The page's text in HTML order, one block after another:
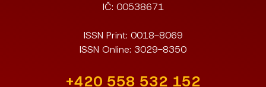
IČ: 00538671
ISSN Print: 0018-8069
ISSN Online: 3029-8350
+420 558 532 152